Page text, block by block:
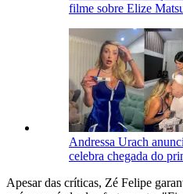
filme sobre Elize
Andressa Urach
celebra chegada do
Apesar das críticas, Zé Felipe